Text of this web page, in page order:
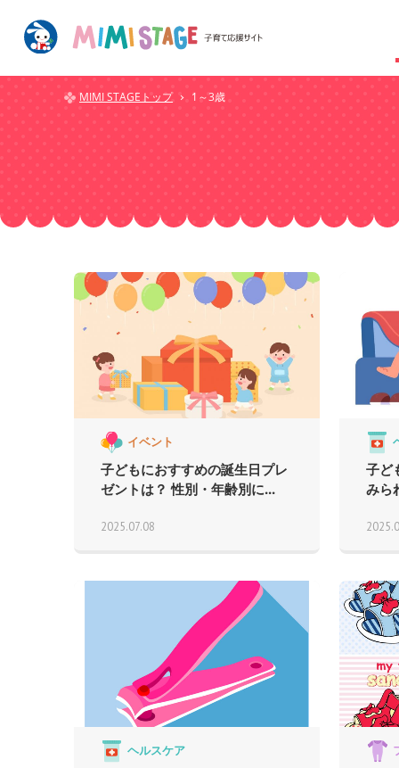
MIMI STAGEトップ 1～3歳
イベント
子どもにおすすめの誕生日プレ
ゼントは？ 性別・年齢別に...
2025.07.08
子ど
みら
ヘルスケア